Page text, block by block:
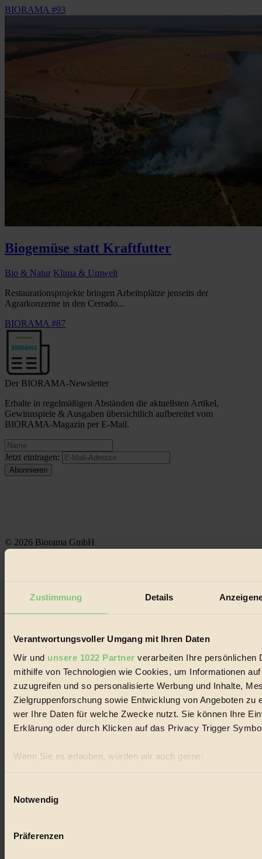
Zustimmung Details
Verantwortungsvoller Umgang mit Ihren Daten
Wir und unsere 1022 Partner verarbeiten Ihre persönlichen
mithilfe von Technologien wie Cookies, um Informationen
zuzugreifen und so personalisierte Werbung und Inhalte,
Zielgruppenforschung sowie Entwicklung von Angeboten zu
wer Ihre Daten für welche Zwecke nutzt. Sie können Ihre
Erklärung oder durch Klicken auf das Privacy Trigger
Wenn Sie es erlauben, würden wir auch gerne:
Informationen über Ihre geografische Lage erfassen,
Ihr Gerät durch aktives Scannen nach bestimmten
Präferenzen im
Notwendig
Präferenzen
BIORAMA #93
Biogemüse statt Kraftfutter
Bio & Natur Klima & Umwelt
Restaurationsprojekte bringen Arbeitsplätze jenseits der
Agrarkonzerne in den Cerrado...
BIORAMA #87
Der BIORAMA-Newsletter
Erhalte in regelmäßigen Abständen die aktuellsten Artikel,
Gewinnspiele & Ausgaben übersichtlich aufbereitet vom
BIORAMA-Magazin per E-Mail.
Jetzt eintragen:
© 2026 Biorama GmbH
Mediadaten
Biorama steht für einen nachhaltigen Lebensstil und bewussten
Lebenswandel. Es ist eine moderne Plattform für Ideen, Menschen
Handels mit Bioprodukten, des Fair-Trade sowie der Branche
alternativer Energien.
22.601 Fans auf Facebook
3.415 Follower auf Twitter
Folge uns auf Instagram
Themen
Vegan